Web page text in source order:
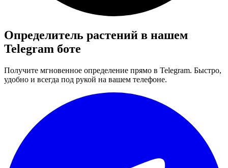
Определитель растений в нашем
Telegram боте
Получите мгновенное определение прямо в Telegram. Быстро,
удобно и всегда под рукой на вашем телефоне.